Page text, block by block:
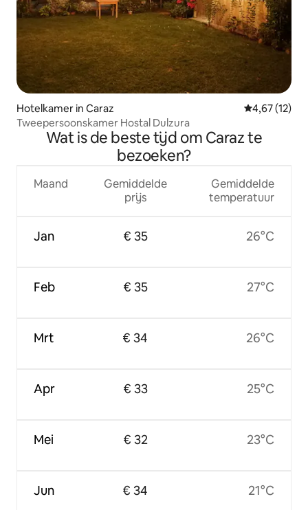
Hotelkamer in Caraz Gemiddelde
4,67 (12)
Tweepersoonskamer Hostal Dulzura
Wat is de beste tijd om Caraz te
bezoeken?
Maand
Jan
Feb
Mrt
Apr
Mei
Jun
Gemiddelde
prijs
€ 35
€ 35
€ 34
€ 33
€ 32
€ 34
Gemiddelde
temperatuur
26°C
27°C
26°C
25°C
23°C
21°C